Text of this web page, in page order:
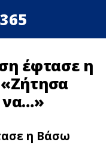
έφτασε η
η Βάσω